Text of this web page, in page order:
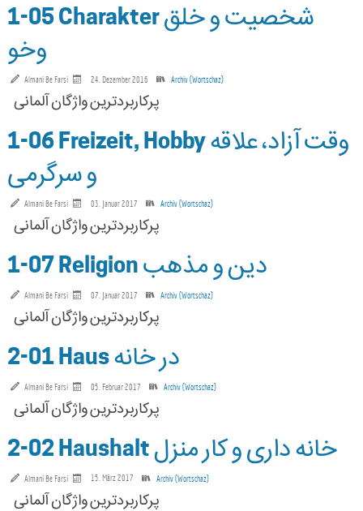
1-05 Charakter شخصیت و خلق
وخو
Almani Be Farsi 24. Dezember 2016 Archiv (Wortschaz)
1-06 Freizeit, Hobby وقت آزاد، علاقه
و سرگرمی
Almani Be Farsi 03. Januar 2017 Archiv (Wortschaz)
1-07 Religion دین و مذهب
Almani Be Farsi 07. Januar 2017 Archiv (Wortschaz)
2-01 Haus در خانه
Almani Be Farsi 05. Februar 2017 Archiv (Wortschaz)
2-02 Haushalt خانه داری و کار منزل
Almani Be Farsi 15. März 2017 Archiv (Wortschaz)
پرکاربردترین واژگان آلمانی